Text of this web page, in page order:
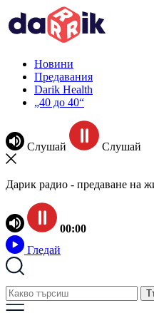
Новини
Предавания
Darik Health
„40 до 40“
Слушай Слушай
Дарик радио - предаване на
00:00
Гледай